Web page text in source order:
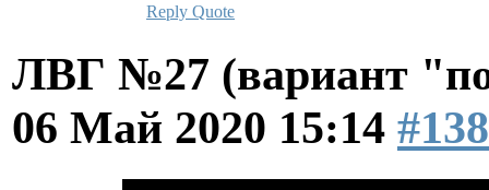
Reply Quote
ЛВГ №27 (вариант
06 Май 2020 15:14